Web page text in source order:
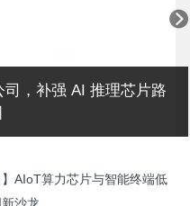
，补强 AI 推理芯片路

】AIoT算力芯片与智能终端低